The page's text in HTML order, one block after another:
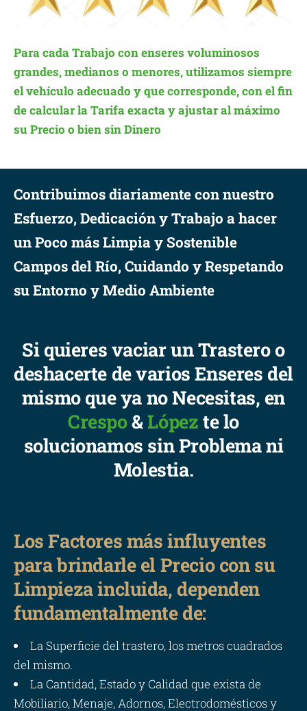
Para cada Trabajo con enseres voluminosos
grandes, medianos o menores, utilizamos siempre
el vehículo adecuado y que corresponde, con el fin
de calcular la Tarifa exacta y ajustar al máximo
su Precio o bien sin Dinero
Contribuimos diariamente con nuestro
Esfuerzo, Dedicación y Trabajo a hacer
un Poco más Limpia y Sostenible
Campos del Río, Cuidando y Respetando
su Entorno y Medio Ambiente
Si quieres vaciar un Trastero o
deshacerte de varios Enseres del
mismo que ya no Necesitas, en
Crespo&Lópezte lo
solucionamos sin Problema ni
Molestia.
Los Factores más influyentes
para brindarle el Precio con su
Limpieza incluida, dependen
fundamentalmente de:
La Superficie del trastero, los metros cuadrados
del mismo.
La Cantidad, Estado y Calidad que exista de
Mobiliario, Menaje, Adornos, Electrodomésticos y